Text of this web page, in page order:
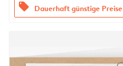
offers Dauerhaft günstige Preise